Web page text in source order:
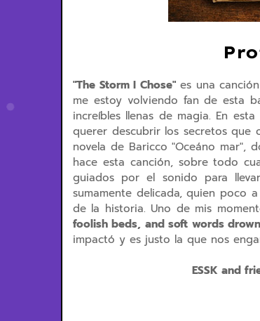
"The Storm I Chose"es una
me estoy volviendo fan de esta
increíbles llenas de magia. En
querer descubrir los secretos que
novela de Baricco "Oceáno mar",
hace esta canción, sobre todo
guiados por el sonido para
sumamente delicada, quien poco
de la historia. Uno de mis
foolish beds, and soft words
impactó y es justo la que nos
ESSK and